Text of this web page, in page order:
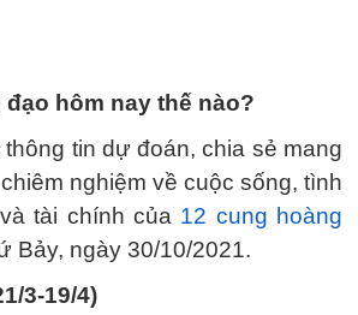
hôm nay thế nào?
tin dự đoán, chia sẻ mang
nghiệm về cuộc sống, tình
tài chính của 12 cung hoàng
Bảy, ngày 30/10/2021.
3-19/4)